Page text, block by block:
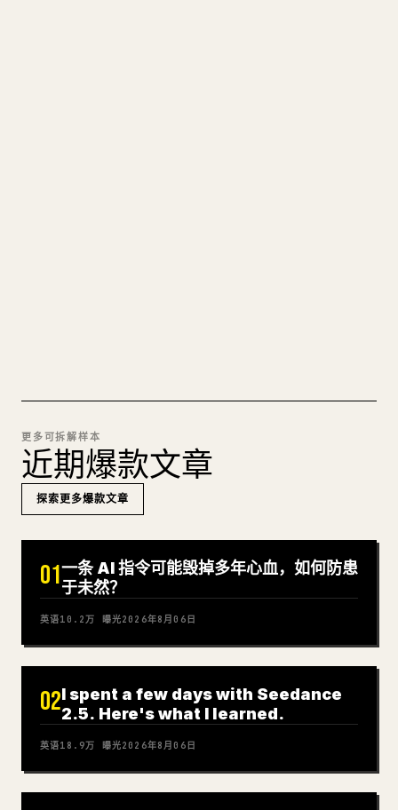
更多可拆解样本
近期爆款文章
探索更多爆款文章
01一条 AI 指令可能毁掉多年心血，如何防患
于未然？
英语10.2万 曝光2026年8月06日
02I spent a few days with Seedance
2.5. Here's what I learned.
英语18.9万 曝光2026年8月06日